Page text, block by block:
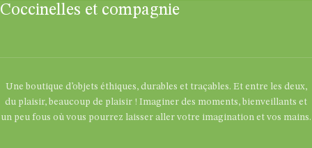
Coccinelles et compagnie
Une boutique d’objets éthiques, durables et traçables. Et entre les deux,
du plaisir, beaucoup de plaisir ! Imaginer des moments, bienveillants et
un peu fous où vous pourrez laisser aller votre imagination et vos mains.